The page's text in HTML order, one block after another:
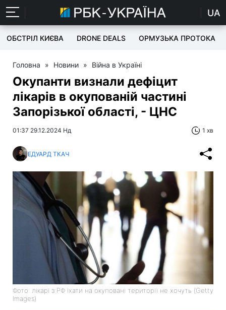
UA
ОБСТРІЛ КИЄВА DRONE DEALS ОРМУЗЬКА ПРОТОКА
Головна » Новини » Війна в Україні
Окупанти визнали дефіцит
лікарів в окупованій частині
Запорізької області, - ЦНС
01:37 29.12.2024 Нд 1 хв
ЕДУАРД ТКАЧ
Фото: лікарі з РФ їхати на окуповані території не хочуть (Getty
Images)